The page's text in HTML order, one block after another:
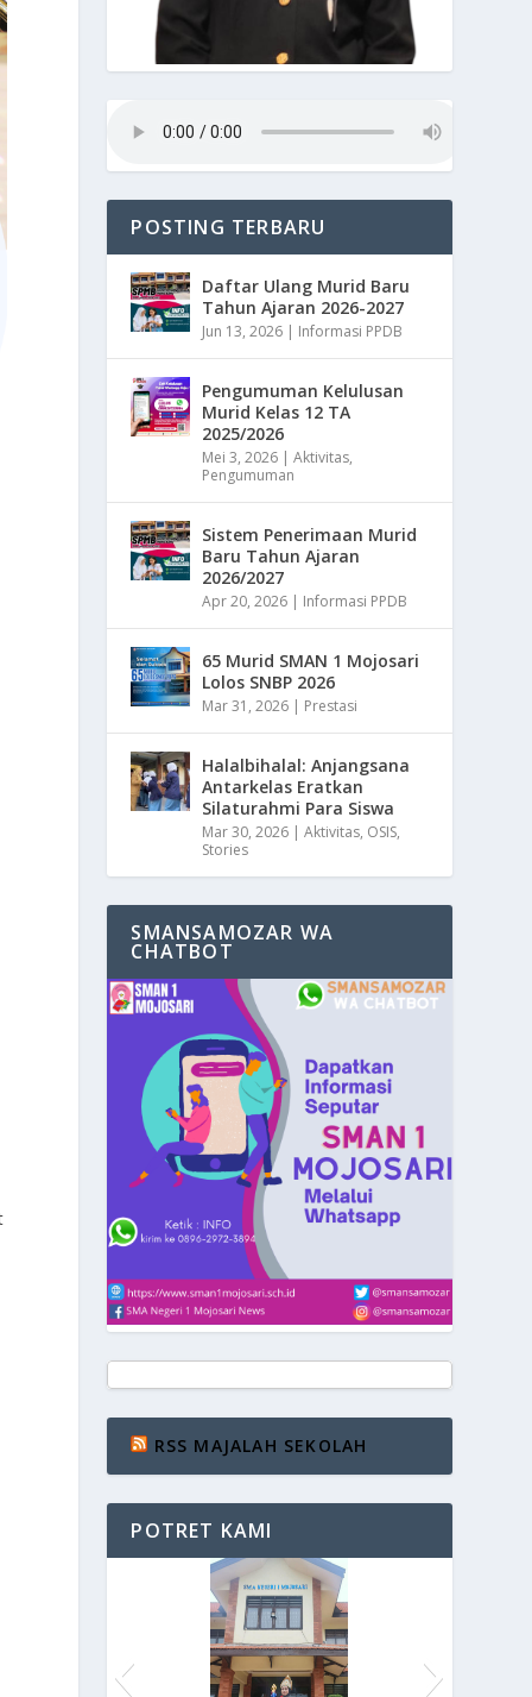
POSTING TERBARU
Daftar Ulang Murid Baru
Tahun Ajaran 2026-2027
Jun 13, 2026 | Informasi PPDB
Pengumuman Kelulusan
Murid Kelas 12 TA
2025/2026
Mei 3, 2026 |Aktivitas,
Pengumuman
Sistem Penerimaan Murid
Baru Tahun Ajaran
2026/2027
Apr 20, 2026 | Informasi PPDB
65 Murid SMAN 1 Mojosari
Lolos SNBP 2026
Mar 31, 2026 | Prestasi
Halalbihalal: Anjangsana
Antarkelas Eratkan
Silaturahmi Para Siswa
Mar 30, 2026 |Aktivitas, OSIS,
Stories
SMANSAMOZAR WA
CHATBOT
RSS MAJALAH SEKOLAH
POTRET KAMI